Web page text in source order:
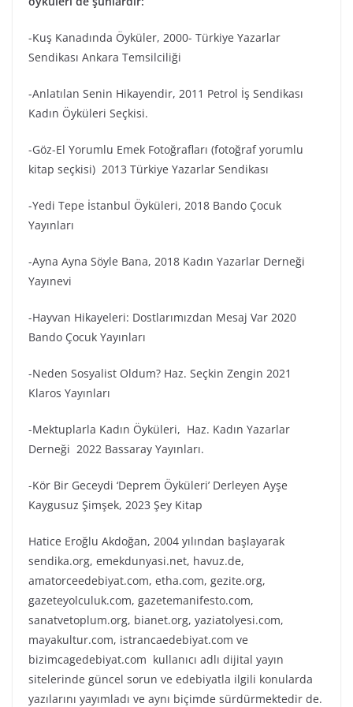
-Kuş Kanadında Öyküler, 2000- Türkiye Yazarlar
Sendikası Ankara Temsilciliği
-Anlatılan Senin Hikayendir, 2011 Petrol İş Sendikası
Kadın Öyküleri Seçkisi.
-Göz-El Yorumlu Emek Fotoğrafları (fotoğraf yorumlu
kitap seçkisi) 2013 Türkiye Yazarlar Sendikası
-Yedi Tepe İstanbul Öyküleri, 2018 Bando Çocuk
Yayınları
-Ayna Ayna Söyle Bana, 2018 Kadın Yazarlar Derneği
Yayınevi
-Hayvan Hikayeleri: Dostlarımızdan Mesaj Var 2020
Bando Çocuk Yayınları
-Neden Sosyalist Oldum? Haz. Seçkin Zengin 2021
Klaros Yayınları
-Mektuplarla Kadın Öyküleri, Haz. Kadın Yazarlar
Derneği 2022 Bassaray Yayınları.
-Kör Bir Geceydi ‘Deprem Öyküleri’ Derleyen Ayşe
Kaygusuz Şimşek, 2023 Şey Kitap
Hatice Eroğlu Akdoğan, 2004 yılından başlayarak
sendika.org, emekdunyasi.net, havuz.de,
amatorceedebiyat.com, etha.com, gezite.org,
gazeteyolculuk.com, gazetemanifesto.com,
sanatvetoplum.org, bianet.org, yaziatolyesi.com,
mayakultur.com, istrancaedebiyat.com ve
bizimcagedebiyat.com kullanıcı adlı dijital yayın
sitelerinde güncel sorun ve edebiyatla ilgili konularda
yazılarını yayımladı ve aynı biçimde sürdürmektedir de.